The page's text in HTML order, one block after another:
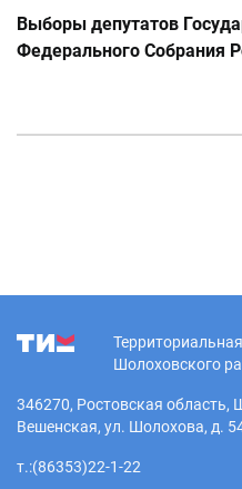
Выборы депутатов
Федерального Собрания
Шолоховского
346270, Ростовская область,
Вешенская, ул. Шолохова, д.
т.:(86353)22-1-22